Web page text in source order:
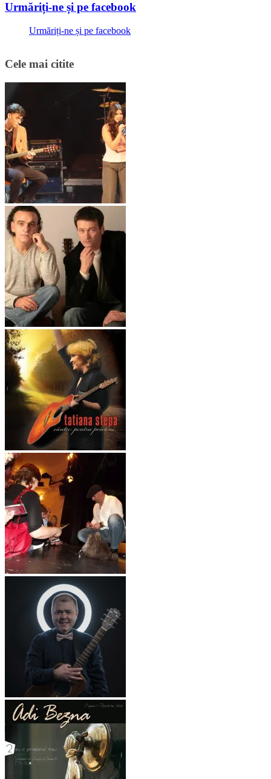
Urmăriți-ne și pe facebook
Urmăriți-ne și pe facebook
Cele mai citite